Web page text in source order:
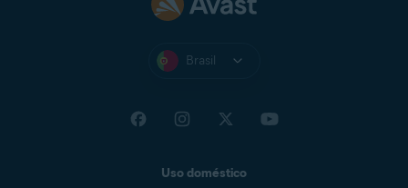
Brasil
Uso doméstico